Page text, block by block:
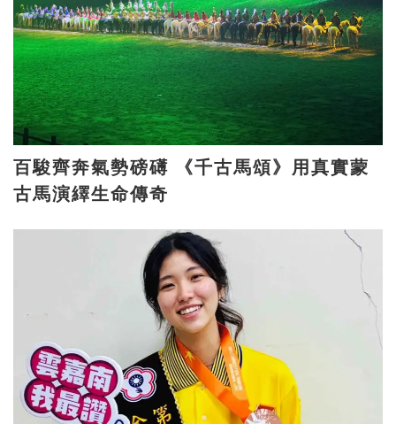
百駿齊奔氣勢磅礡 《千古馬頌》用真實蒙
古馬演繹生命傳奇